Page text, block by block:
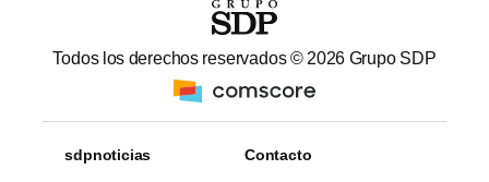
Todos los derechos reservados © 2026 Grupo SDP
sdpnoticias Contacto